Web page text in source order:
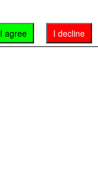
I decline
I agree